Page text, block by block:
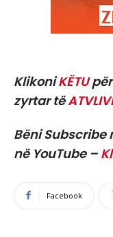
KlikoniKËTUpër
zyrtar të
Bëni
në YouTube –
Facebook